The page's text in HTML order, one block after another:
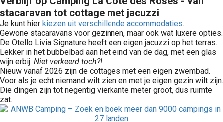
stacaravan tot cottage met jacuzzi
Je kunt hier kiezen uit verschillende accommodaties.
Gewone stacaravans voor gezinnen, maar ook wat luxere opties.
De Otello Livia Signature heeft een eigen jacuzzi op het terras.
Lekker in het bubbelbad aan het eind van de dag, met een glas
wijn erbij. Niet verkeerd toch?!
Nieuw vanaf 2026 zijn de cottages met een eigen zwembad.
Voor als je echt niemand wilt zien en met je eigen gezin wilt zijn.
Die dingen zijn tot negentig vierkante meter groot, dus ruimte
zat.